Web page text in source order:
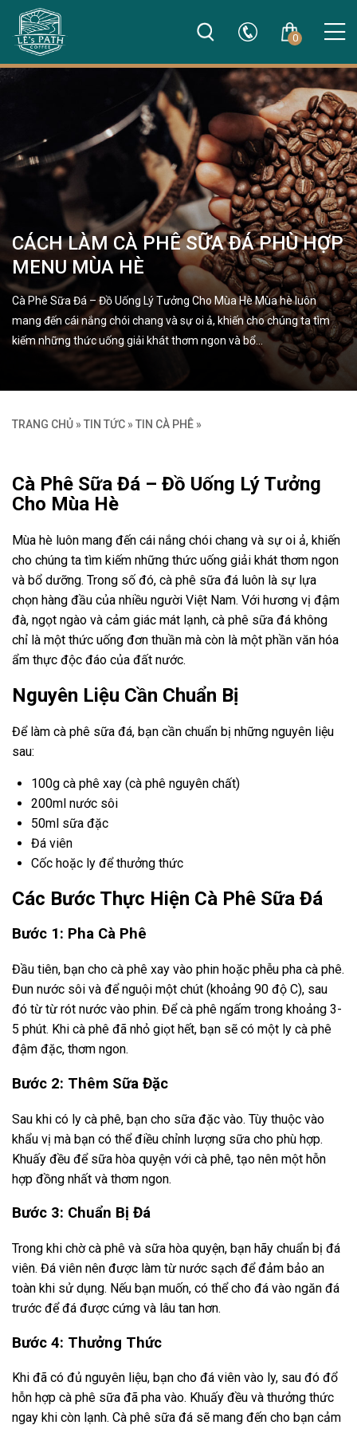
0
CÁCH LÀM CÀ PHÊ SỮA ĐÁ PHÙ HỢP
MENU MÙA HÈ
Cà Phê Sữa Đá – Đồ Uống Lý Tưởng Cho Mùa Hè Mùa hè luôn
mang đến cái nắng chói chang và sự oi ả, khiến cho chúng ta tìm
kiếm những thức uống giải khát thơm ngon và bổ…
TRANG CHỦ » TIN TỨC » TIN CÀ PHÊ »
Cà Phê Sữa Đá – Đồ Uống Lý Tưởng
Cho Mùa Hè
Mùa hè luôn mang đến cái nắng chói chang và sự oi ả, khiến
cho chúng ta tìm kiếm những thức uống giải khát thơm ngon
và bổ dưỡng. Trong số đó, cà phê sữa đá luôn là sự lựa
chọn hàng đầu của nhiều người Việt Nam. Với hương vị đậm
đà, ngọt ngào và cảm giác mát lạnh, cà phê sữa đá không
chỉ là một thức uống đơn thuần mà còn là một phần văn hóa
ẩm thực độc đáo của đất nước.
Nguyên Liệu Cần Chuẩn Bị
Để làm cà phê sữa đá, bạn cần chuẩn bị những nguyên liệu
sau:
100g cà phê xay (cà phê nguyên chất)
200ml nước sôi
50ml sữa đặc
Đá viên
Cốc hoặc ly để thưởng thức
Các Bước Thực Hiện Cà Phê Sữa Đá
Bước 1: Pha Cà Phê
Đầu tiên, bạn cho cà phê xay vào phin hoặc phễu pha cà phê.
Đun nước sôi và để nguội một chút (khoảng 90 độ C), sau
đó từ từ rót nước vào phin. Để cà phê ngấm trong khoảng 3-
5 phút. Khi cà phê đã nhỏ giọt hết, bạn sẽ có một ly cà phê
đậm đặc, thơm ngon.
Bước 2: Thêm Sữa Đặc
Sau khi có ly cà phê, bạn cho sữa đặc vào. Tùy thuộc vào
khẩu vị mà bạn có thể điều chỉnh lượng sữa cho phù hợp.
Khuấy đều để sữa hòa quyện với cà phê, tạo nên một hỗn
hợp đồng nhất và thơm ngon.
Bước 3: Chuẩn Bị Đá
Trong khi chờ cà phê và sữa hòa quyện, bạn hãy chuẩn bị đá
viên. Đá viên nên được làm từ nước sạch để đảm bảo an
toàn khi sử dụng. Nếu bạn muốn, có thể cho đá vào ngăn đá
trước để đá được cứng và lâu tan hơn.
Bước 4: Thưởng Thức
Khi đã có đủ nguyên liệu, bạn cho đá viên vào ly, sau đó đổ
hỗn hợp cà phê sữa đã pha vào. Khuấy đều và thưởng thức
ngay khi còn lạnh. Cà phê sữa đá sẽ mang đến cho bạn cảm